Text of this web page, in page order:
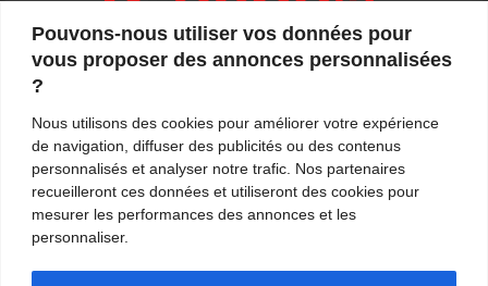
Pouvons-nous utiliser vos données pour
vous proposer des annonces personnalisées
?
Nous utilisons des cookies pour améliorer votre expérience
de navigation, diffuser des publicités ou des contenus
personnalisés et analyser notre trafic. Nos partenaires
recueilleront ces données et utiliseront des cookies pour
mesurer les performances des annonces et les
personnaliser.
et de tendances. Notre équipe de journalistes vous
propose quotidiennement de suivre l'actualité en
France et à l'international.
Contactez-nous:contact@axonpost.com